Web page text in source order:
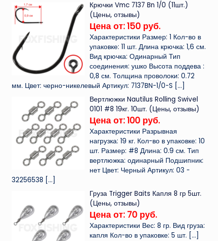
Крючки Vmc 7137 Bn 1/0 (11шт.)
(Цены, отзывы)
Цена от: 150 руб.
Характеристики Размер: 1 Кол-во в
упаковке: 11 шт. Длина крючка: 1,6 см.
Вид крючка: Одинарный Тип
соединения: ушко Высота поддева :
0,8 см. Толщина проволоки: 0.72
мм. Цвет: черно-никелевый Артикул: 7137BN-1/0-S […]
Вертлюжки Nautilus Rolling Swivel
0101 #8 19кг. 10шт. (Цены, отзывы)
Цена от: 100 руб.
Характеристики Разрывная
нагрузка: 19 кг. Кол-во в упаковке: 10
шт. Размер: #8 Длина: 0.9 см. Тип
вертлюжка: одинарный Подшипник:
нет Цвет: Черный Артикул: 03 -
32256538 […]
Груза Trigger Baits Капля 8 гр 5шт.
(Цены, отзывы)
Цена от: 70 руб.
Характеристики Вес: 8 гр. Вид груза:
капля Кол-во в упаковке: 5 шт. […]